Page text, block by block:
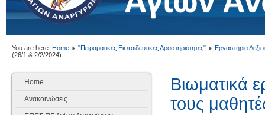
You are here: Home "Πειραματικές Εκπαιδευτικές Δραστηριότητες"
Εργαστήρια
(26/1 & 2/2/2024)
Home
Ανακοινώσεις
Bιωματικά
τους